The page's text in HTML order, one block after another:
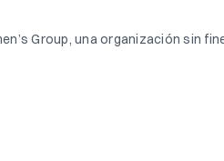
Group, una organización sin